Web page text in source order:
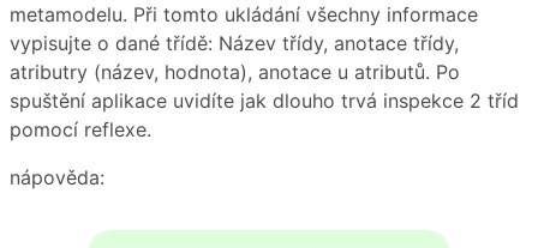
metamodelu. Při tomto ukládání všechny informace
vypisujte o dané třídě: Název třídy, anotace třídy,
atributry (název, hodnota), anotace u atributů. Po
spuštění aplikace uvidíte jak dlouho trvá inspekce 2 tříd
pomocí reflexe.
nápověda: